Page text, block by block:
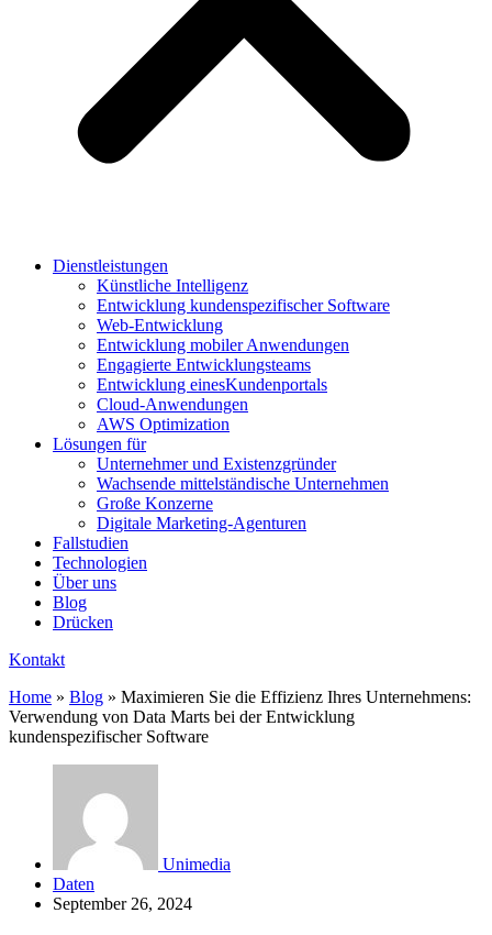
Dienstleistungen
Künstliche Intelligenz
Entwicklung kundenspezifischer Software
Web-Entwicklung
Entwicklung mobiler Anwendungen
Engagierte Entwicklungsteams
Entwicklung einesKundenportals
Cloud-Anwendungen
AWS Optimization
Lösungen für
Unternehmer und Existenzgründer
Wachsende mittelständische Unternehmen
Große Konzerne
Digitale Marketing-Agenturen
Fallstudien
Technologien
Über uns
Blog
Drücken
Kontakt
Home » Blog » Maximieren Sie die Effizienz Ihres Unternehmens:
Verwendung von Data Marts bei der Entwicklung
kundenspezifischer Software
Unimedia
Daten
September 26, 2024